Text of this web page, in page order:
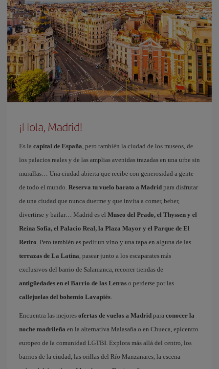
¡Hola, Madrid!
Es la capital de España, pero también la ciudad de los museos, de
los palacios reales y de las amplias avenidas trazadas en una urbe sin
murallas… Una ciudad abierta que recibe con generosidad a gente
de todo el mundo. Reserva tu vuelo barato a Madrid para disfrutar
de una ciudad que nunca duerme y que invita a comer, beber,
divertirse y bailar… Madrid es el Museo del Prado, el Thyssen y el
Reina Sofía, el Palacio Real, la Plaza Mayor y el Parque de El
Retiro. Pero también es pedir un vino y una tapa en alguna de las
terrazas de La Latina, pasear junto a los escaparates más
exclusivos del barrio de Salamanca, recorrer tiendas de
antigüedades en el Barrio de las Letras o perderse por las
callejuelas del bohemio Lavapiés.
Encuentra las mejores ofertas de vuelos a Madrid para conocer la
noche madrileña en la alternativa Malasaña o en Chueca, epicentro
europeo de la comunidad LGTBI. Explora más allá del centro, los
barrios de la ciudad, las orillas del Río Manzanares, la escena